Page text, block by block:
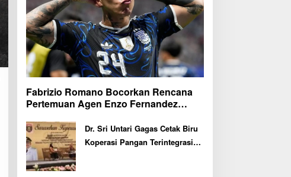
Fabrizio Romano Bocorkan Rencana
Pertemuan Agen Enzo Fernandez
Dr. Sri Untari Gagas Cetak Biru
Koperasi Pangan Terintegrasi